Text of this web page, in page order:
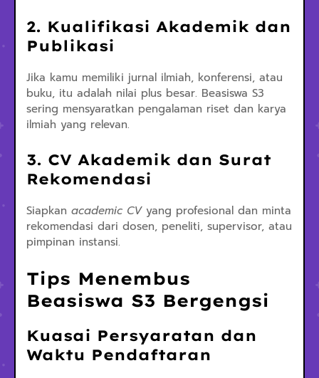
2. Kualifikasi Akademik dan
Publikasi
Jika kamu memiliki jurnal ilmiah, konferensi, atau
buku, itu adalah nilai plus besar. Beasiswa S3
sering mensyaratkan pengalaman riset dan karya
ilmiah yang relevan.
3. CV Akademik dan Surat
Rekomendasi
Siapkan academic CVyang profesional dan minta
rekomendasi dari dosen, peneliti, supervisor, atau
pimpinan instansi.
Tips Menembus
Beasiswa S3 Bergengsi
Kuasai Persyaratan dan
Waktu Pendaftaran